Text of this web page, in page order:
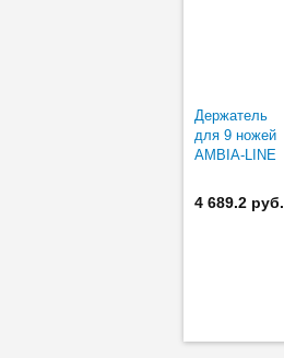
Держатель
для 9 ножей
AMBIA-LINE
4 689.2 руб.